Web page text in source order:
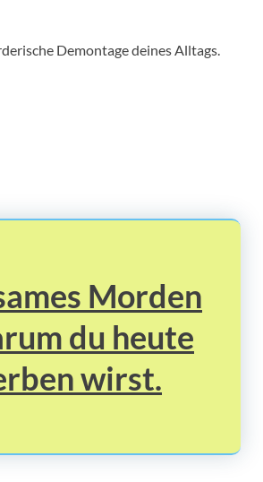
Demontage deines Alltags.
Morden
du heute
wirst.